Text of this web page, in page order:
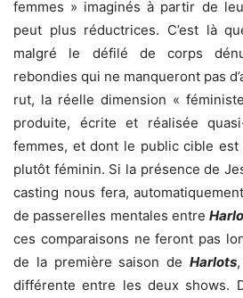
femmes » imaginés à partir de
peut plus réductrices. C’est là
malgré le défilé de corps
rebondies qui ne manqueront pas
rut, la réelle dimension «
produite, écrite et réalisée
femmes, et dont le public cible
plutôt féminin. Si la présence de
casting nous fera,
de passerelles mentales entre
ces comparaisons ne feront pas
de la première saison de Harlots
différente entre les deux shows.